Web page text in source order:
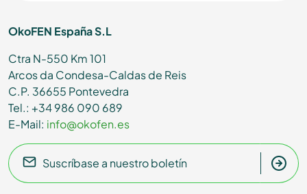
OkoFEN España S.L
Ctra N-550 Km 101
Arcos da Condesa-Caldas de Reis
C.P. 36655 Pontevedra
Tel.: +34 986 090 689
E-Mail: info@okofen.es
Suscríbase a nuestro boletín